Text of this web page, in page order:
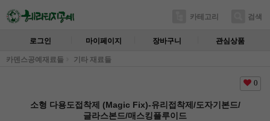
카테고리 검색
로그인 마이페이지 장바구니 관심상품
카덴스공예재료들 기타 재료들
0
소형 다용도접착제 (Magic Fix)-유리접착제/도자기본드/
글라스본드/매스킹플루이드